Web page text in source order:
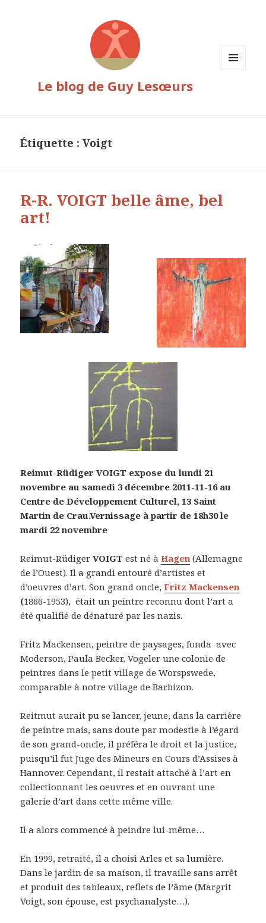
Le blog de Guy Lesœurs
Étiquette :Voigt
R-R. VOIGT belle âme, bel
art!
Reimut-Rüdiger VOIGT expose du lundi 21
novembre au samedi 3 décembre 2011-11-16 au
Centre de Développement Culturel, 13 Saint
Martin de Crau.Vernissage à partir de 18h30 le
mardi 22 novembre
Reimut-RüdigerVOIGT est né à Hagen (Allemagne
de l’Ouest). Il a grandi entouré d’artistes et
d’oeuvres d’art. Son grand oncle,Fritz Mackensen
(1866-1953), était un peintre reconnu dont l’art a
été qualifié de dénaturé par les nazis.
Fritz Mackensen, peintre de paysages, fonda avec
Moderson, Paula Becker, Vogeler une colonie de
peintres dans le petit village de Worspswede,
comparable à notre village de Barbizon.
Reitmut aurait pu se lancer, jeune, dans la carrière
de peintre mais, sans doute par modestie à l’égard
de son grand-oncle, il préféra le droit et la justice,
puisqu’il fut Juge des Mineurs en Cours d’Assises à
Hannover. Cependant, il restait attaché à l’art en
collectionnant les oeuvres et en ouvrant une
galerie d’art dans cette même ville.
Il a alors commencé à peindre lui-même…
En 1999, retraité, il a choisi Arles et sa lumière.
Dans le jardin de sa maison, il travaille sans arrêt
et produit des tableaux, reflets de l’âme (Margrit
Voigt, son épouse, est psychanalyste…).